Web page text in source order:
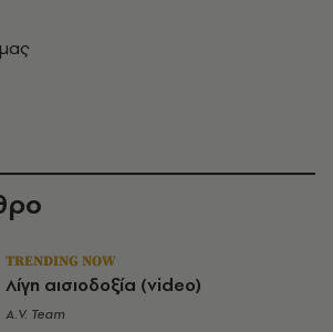
TRENDING NOW
Λίγη αισιοδοξία (video)
A.V. Team